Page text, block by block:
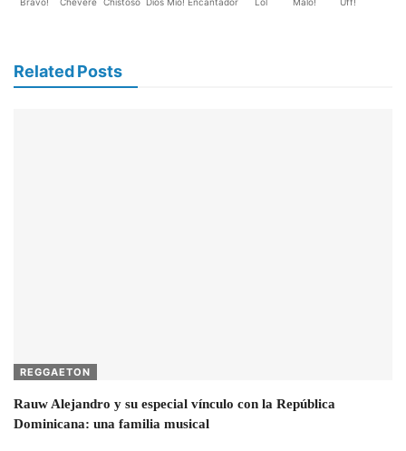
Related Posts
REGGAETON
Rauw Alejandro y su especial vínculo con la República
Dominicana: una familia musical